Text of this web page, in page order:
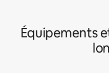
Équipements